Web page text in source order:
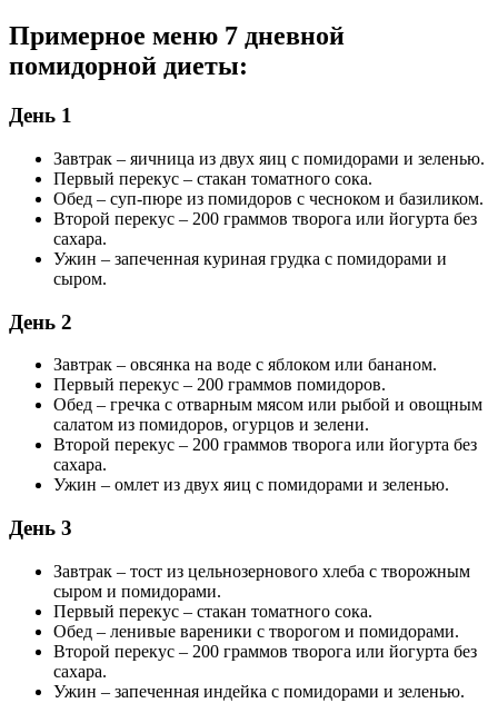
Примерное меню 7 дневной
помидорной диеты:
День 1
Завтрак – яичница из двух яиц с помидорами и зеленью.
Первый перекус – стакан томатного сока.
Обед – суп-пюре из помидоров с чесноком и базиликом.
Второй перекус – 200 граммов творога или йогурта без
сахара.
Ужин – запеченная куриная грудка с помидорами и
сыром.
День 2
Завтрак – овсянка на воде с яблоком или бананом.
Первый перекус – 200 граммов помидоров.
Обед – гречка с отварным мясом или рыбой и овощным
салатом из помидоров, огурцов и зелени.
Второй перекус – 200 граммов творога или йогурта без
сахара.
Ужин – омлет из двух яиц с помидорами и зеленью.
День 3
Завтрак – тост из цельнозернового хлеба с творожным
сыром и помидорами.
Первый перекус – стакан томатного сока.
Обед – ленивые вареники с творогом и помидорами.
Второй перекус – 200 граммов творога или йогурта без
сахара.
Ужин – запеченная индейка с помидорами и зеленью.